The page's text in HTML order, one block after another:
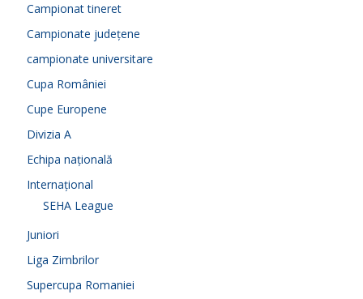
Campionat tineret
Campionate județene
campionate universitare
Cupa României
Cupe Europene
Divizia A
Echipa națională
Internațional
SEHA League
Juniori
Liga Zimbrilor
Supercupa Romaniei